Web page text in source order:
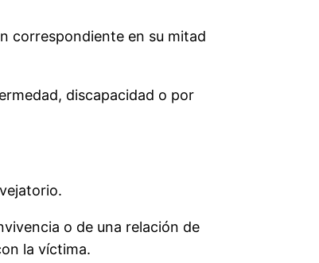
correspondiente en su mitad
discapacidad o por
o de una relación de
la víctima.